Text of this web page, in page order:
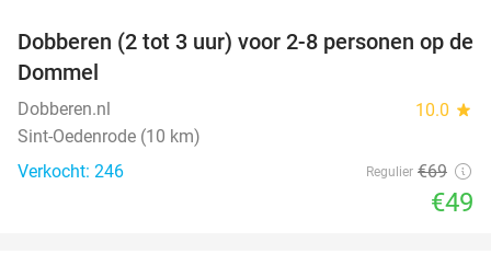
29%
Dobberen (2 tot 3 uur) voor 2-8 personen op de
Dommel
Dobberen.nl 10.0 star
Sint-Oedenrode (10 km)
Verkocht: 246
Regulier €69
€49